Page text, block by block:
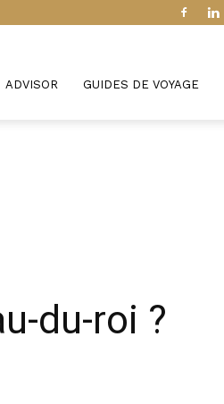
ADVISOR GUIDES DE VOYAGE
du-roi ?